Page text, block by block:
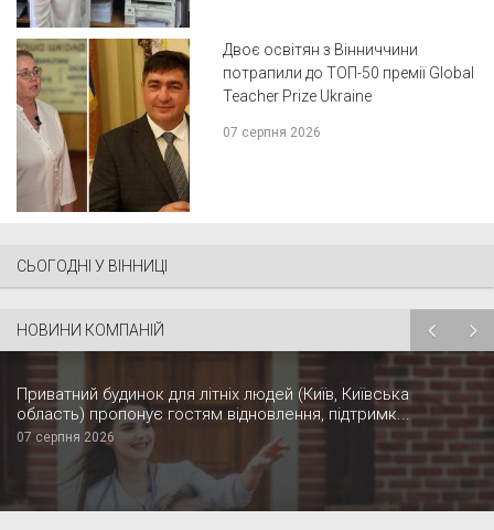
Двоє освітян з Вінниччини
потрапили до ТОП-50 премії Global
Teacher Prize Ukraine
07 серпня 2026
СЬОГОДНІ У ВІННИЦІ
НОВИНИ КОМПАНІЙ
Приватний будинок для літніх людей (Київ, Київська
область) пропонує гостям відновлення, підтримк...
07 серпня 2026